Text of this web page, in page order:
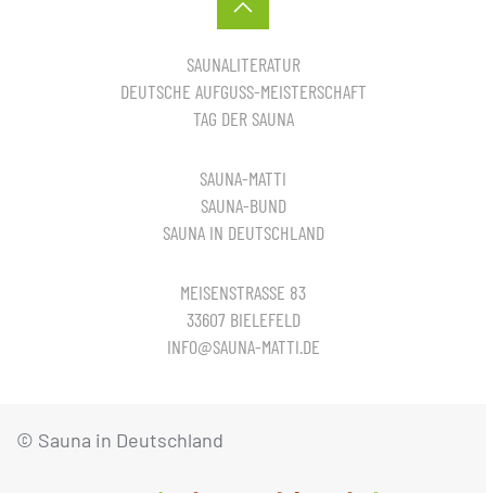
SAUNALITERATUR
DEUTSCHE AUFGUSS-MEISTERSCHAFT
TAG DER SAUNA
SAUNA-MATTI
SAUNA-BUND
SAUNA IN DEUTSCHLAND
MEISENSTRASSE 83
33607 BIELEFELD
INFO@SAUNA-MATTI.DE
© Sauna in Deutschland